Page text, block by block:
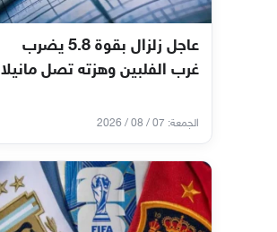
عاجل زلزال بقوة 5.8 يضرب
غرب الفلبين وهزته تصل مانيلا
الجمعة: 07 / 08 / 2026